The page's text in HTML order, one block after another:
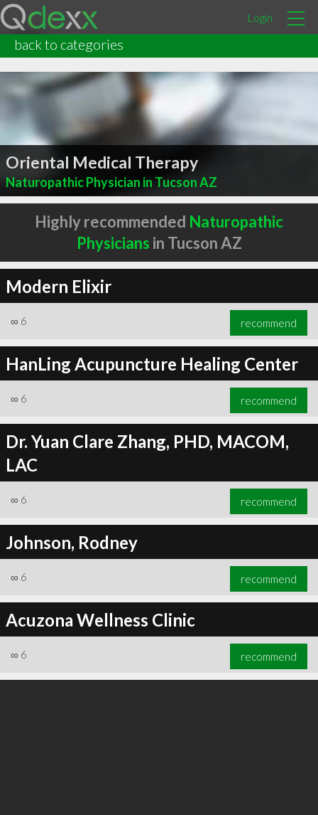
Login
back to categories
Oriental Medical Therapy
Naturopathic Physician in Tucson AZ
Highly recommended Naturopathic
Physicians in Tucson AZ
Modern Elixir
∞ 6 recommend
HanLing Acupuncture Healing Center
∞ 6 recommend
Dr. Yuan Clare Zhang, PHD, MACOM,
LAC
∞ 6 recommend
Johnson, Rodney
∞ 6 recommend
Acuzona Wellness Clinic
∞ 6 recommend